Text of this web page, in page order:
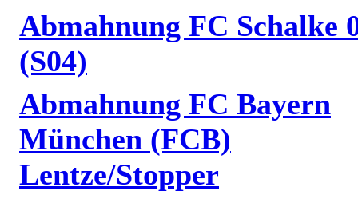
Abmahnung FC Schalke
(S04)
Abmahnung FC Bayern
München (FCB)
Lentze/Stopper